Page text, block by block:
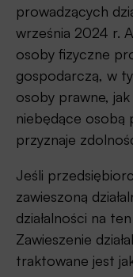
prowadzących
września 2024 r.
osoby fizyczne
gospodarczą, w
osoby prawne,
niebędące osobą
przyznaje
Jeśli
zawieszoną
działalności na
Zawieszenie
traktowane jest